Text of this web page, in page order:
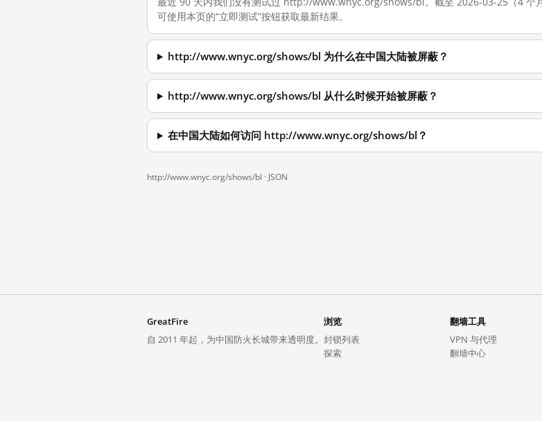
可使用本页的“立即测试”按钮获取最新结果。
http://www.wnyc.org/shows/bl 为什么在中国大陆被屏蔽？
http://www.wnyc.org/shows/bl 从什么时候开始被屏蔽？
在中国大陆如何访问 http://www.wnyc.org/shows/bl？
http://www.wnyc.org/shows/bl · JSON
GreatFire
自 2011 年起，为中国防火长城带来透明度。
浏览
封锁列表
探索
翻墙工具
VPN 与代理
翻墙中心